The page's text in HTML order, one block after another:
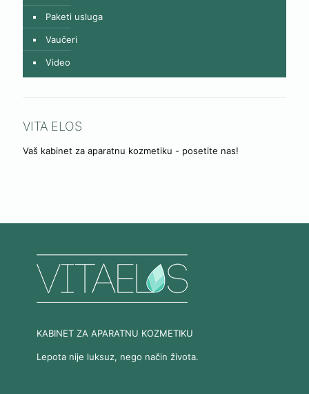
Paketi usluga
Vaučeri
Video
VITA ELOS
Vaš kabinet za aparatnu kozmetiku - posetite nas!
KABINET ZA APARATNU KOZMETIKU
Lepota nije luksuz, nego način života.